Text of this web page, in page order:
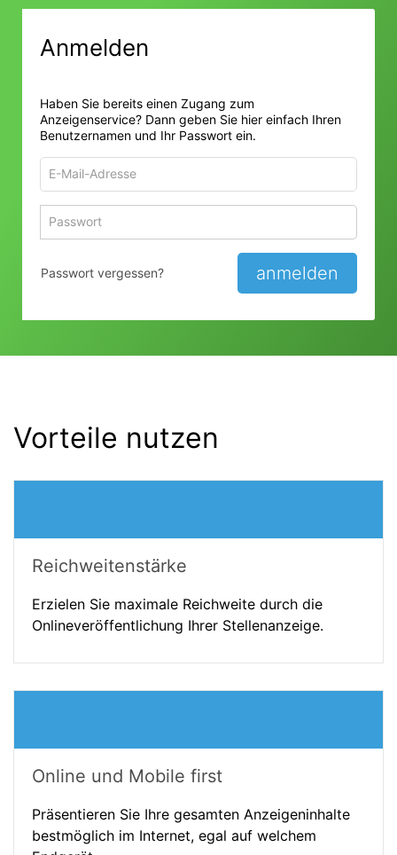
Anmelden
Haben Sie bereits einen Zugang zum
Anzeigenservice? Dann geben Sie hier einfach Ihren
Benutzernamen und Ihr Passwort ein.
Adresse
zum
Anmelden
anmelden
Passwort vergessen?
Vorteile nutzen
Reichweitenstärke
Erzielen Sie maximale Reichweite durch die
Onlineveröffentlichung Ihrer Stellenanzeige.
Online und Mobile first
Präsentieren Sie Ihre gesamten Anzeigeninhalte
bestmöglich im Internet, egal auf welchem